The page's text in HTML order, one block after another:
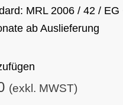
MRL 2006 / 42 / EG
ab Auslieferung
(exkl. MWST)